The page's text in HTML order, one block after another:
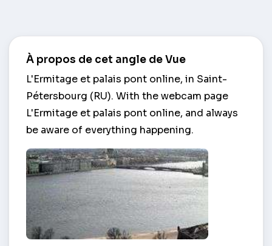
À propos de cet angle de Vue
L'Ermitage et palais pont online, in Saint-
Pétersbourg (RU). With the webcam page
L'Ermitage et palais pont online, and always
be aware of everything happening.